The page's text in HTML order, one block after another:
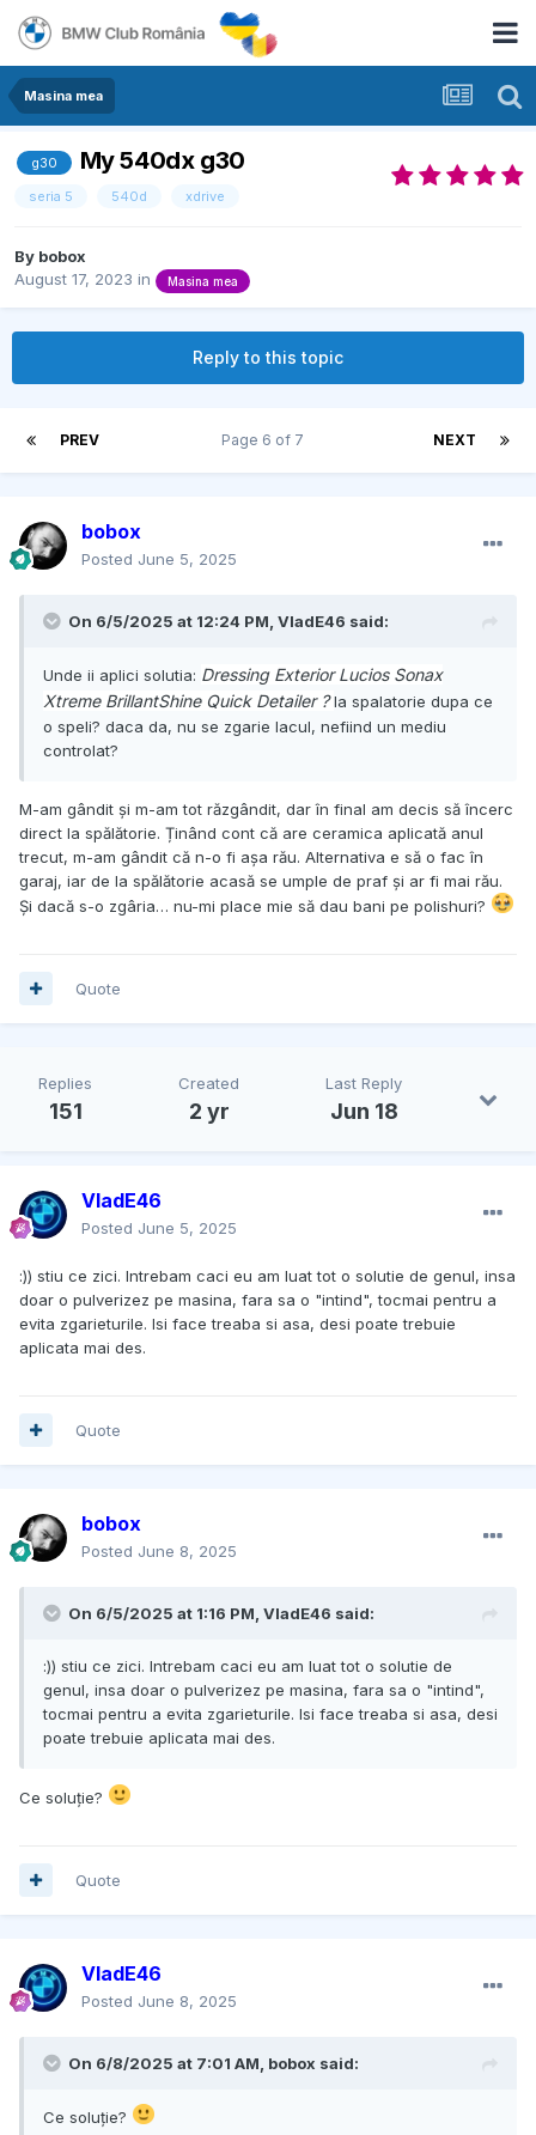
Masina mea
g30 My 540dx g30
seria 5 540d xdrive
By bobox
August 17, 2023 in Masina mea
Reply to this topic
PREV NEXT
Page 6 of 7
bobox
Posted June 5, 2025
On 6/5/2025 at 12:24 PM, VladE46 said:
Unde ii aplici solutia: Dressing Exterior Lucios Sonax
Xtreme BrillantShine Quick Detailer ?la spalatorie dupa ce
o speli? daca da, nu se zgarie lacul, nefiind un mediu
controlat?
M-am gândit și m-am tot răzgândit, dar în final am decis să încerc
direct la spălătorie. Ținând cont că are ceramica aplicată anul
trecut, m-am gândit că n-o fi așa rău. Alternativa e să o fac în
garaj, iar de la spălătorie acasă se umple de praf și ar fi mai rău.
Și dacă s-o zgâria… nu-mi place mie să dau bani pe polishuri?
Quote
Replies
151
Created
2 yr
Last Reply
Jun 18
VladE46
Posted June 5, 2025
:)) stiu ce zici. Intrebam caci eu am luat tot o solutie de genul, insa
doar o pulverizez pe masina, fara sa o "intind", tocmai pentru a
evita zgarieturile. Isi face treaba si asa, desi poate trebuie
aplicata mai des.
Quote
bobox
Posted June 8, 2025
On 6/5/2025 at 1:16 PM, VladE46 said:
:)) stiu ce zici. Intrebam caci eu am luat tot o solutie de
genul, insa doar o pulverizez pe masina, fara sa o "intind",
tocmai pentru a evita zgarieturile. Isi face treaba si asa, desi
poate trebuie aplicata mai des.
Ce soluție?
Quote
VladE46
Posted June 8, 2025
On 6/8/2025 at 7:01 AM, bobox said:
Ce soluție?